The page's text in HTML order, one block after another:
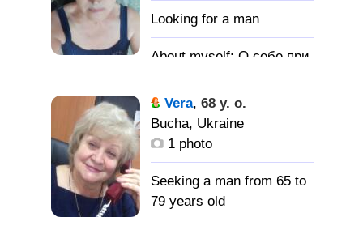
заботу, создавать
красоту, атмосферу
тепла, гармонии и
мужчину, которому нужна
именно такая женщина.
Есть взрослый сын. Фото
О себе при
для жизни.
Vera, 68 y. o.
Bucha, Ukraine
1 photo
Seeking a man from 65 to
79 years old